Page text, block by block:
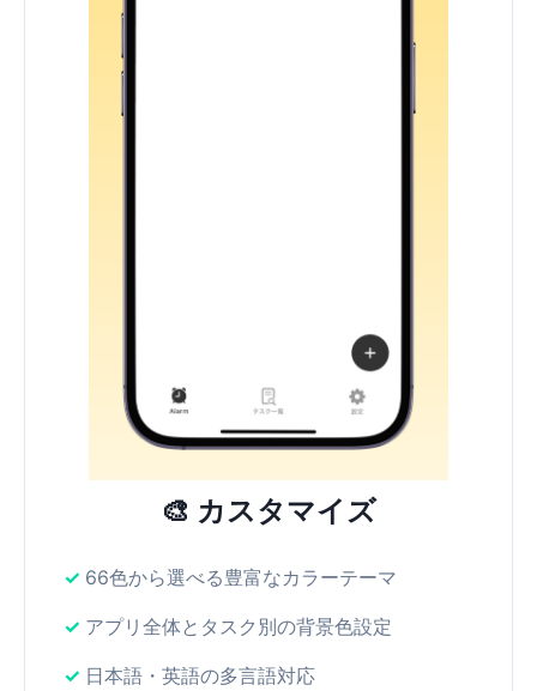
🎨 カスタマイズ
66色から選べる豊富なカラーテーマ
アプリ全体とタスク別の背景色設定
日本語・英語の多言語対応